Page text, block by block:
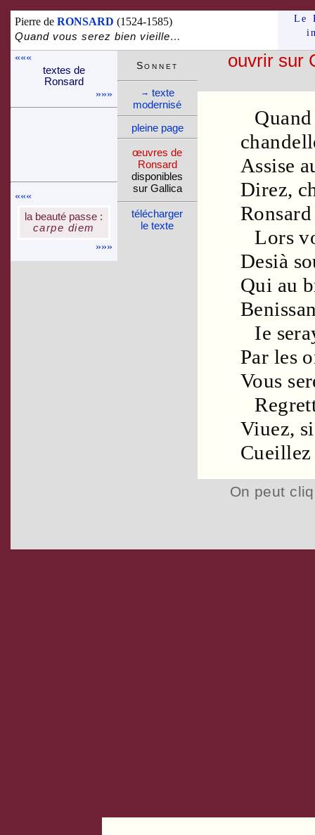
Pierre deRONSARD (1524-1585)
Quand vous serez bien vieille…
Le
«««
textes de
Ron­sard
»»»
«««
la beauté passe :
carpe diem
»»»
ouvrir sur
Assise
Direz,
Ronsard
Lors
Desià
Qui au
Ie
Par les
Vous
Viuez,
On peut
Son­net
→ texte
moder­nisé
pleine page
œuvres de
Ron­sard
dispo­nibles
sur Gallica
télé­charger
le texte